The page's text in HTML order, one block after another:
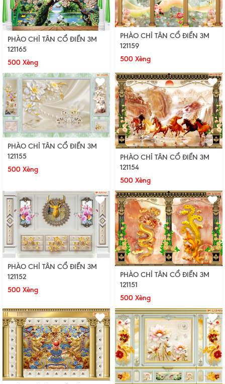
PHÀO CHỈ TÂN CỔ ĐIỂN 3M
121165
500 Xèng
PHÀO CHỈ TÂN CỔ ĐIỂN 3M
121159
500 Xèng
PHÀO CHỈ TÂN CỔ ĐIỂN 3M
121155
500 Xèng
PHÀO CHỈ TÂN CỔ ĐIỂN 3M
121154
500 Xèng
PHÀO CHỈ TÂN CỔ ĐIỂN 3M
121152
500 Xèng
PHÀO CHỈ TÂN CỔ ĐIỂN 3M
121151
500 Xèng